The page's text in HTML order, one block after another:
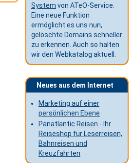
System von ATeO-Service.
Eine neue Funktion
ermöglicht es uns nun,
gelöschte Domains schneller
zu erkennen. Auch so halten
wir den Webkatalog aktuell.
Neues aus dem Internet
Marketing auf einer
persönlichen Ebene
Panatlantic Reisen - Ihr
Reiseshop für Leserreisen,
Bahnreisen und
Kreuzfahrten